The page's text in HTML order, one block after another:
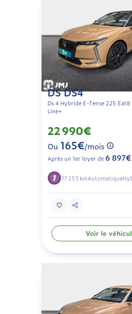
DS DS4
Ds 4 Hybride E-Tense 225
Line+
22 990€
Ou 165€/mois
Après un 1er loyer de 6 897€
77 253 kmAutomatique
Voir le